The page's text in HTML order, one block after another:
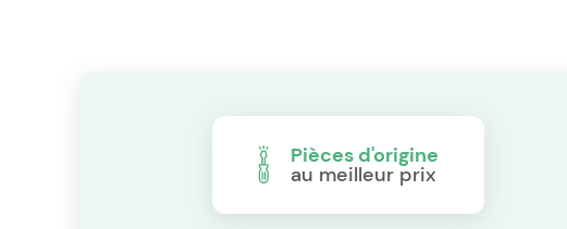
Pièces d'origine
au meilleur prix